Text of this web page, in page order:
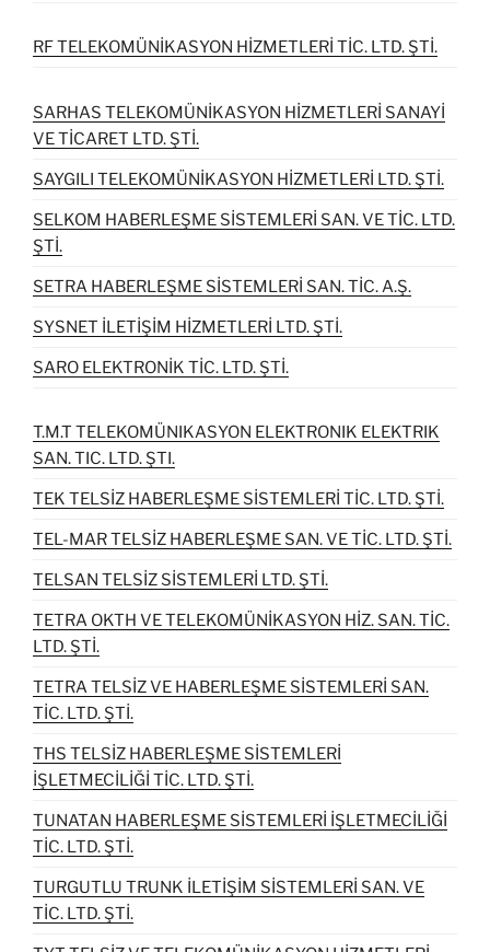
RF TELEKOMÜNİKASYON HİZMETLERİ TİC. LTD. ŞTİ.
SARHAS TELEKOMÜNİKASYON HİZMETLERİ SANAYİ
VE TİCARET LTD. ŞTİ.
SAYGILI TELEKOMÜNİKASYON HİZMETLERİ LTD. ŞTİ.
SELKOM HABERLEŞME SİSTEMLERİ SAN. VE TİC. LTD.
ŞTİ.
SETRA HABERLEŞME SİSTEMLERİ SAN. TİC. A.Ş.
SYSNET İLETİŞİM HİZMETLERİ LTD. ŞTİ.
SARO ELEKTRONİK TİC. LTD. ŞTİ.
T.M.T TELEKOMÜNIKASYON ELEKTRONIK ELEKTRIK
SAN. TIC. LTD. ŞTI.
TEK TELSİZ HABERLEŞME SİSTEMLERİ TİC. LTD. ŞTİ.
TEL-MAR TELSİZ HABERLEŞME SAN. VE TİC. LTD. ŞTİ.
TELSAN TELSİZ SİSTEMLERİ LTD. ŞTİ.
TETRA OKTH VE TELEKOMÜNİKASYON HİZ. SAN. TİC.
LTD. ŞTİ.
TETRA TELSİZ VE HABERLEŞME SİSTEMLERİ SAN.
TİC. LTD. ŞTİ.
THS TELSİZ HABERLEŞME SİSTEMLERİ
İŞLETMECİLİĞİ TİC. LTD. ŞTİ.
TUNATAN HABERLEŞME SİSTEMLERİ İŞLETMECİLİĞİ
TİC. LTD. ŞTİ.
TURGUTLU TRUNK İLETİŞİM SİSTEMLERİ SAN. VE
TİC. LTD. ŞTİ.